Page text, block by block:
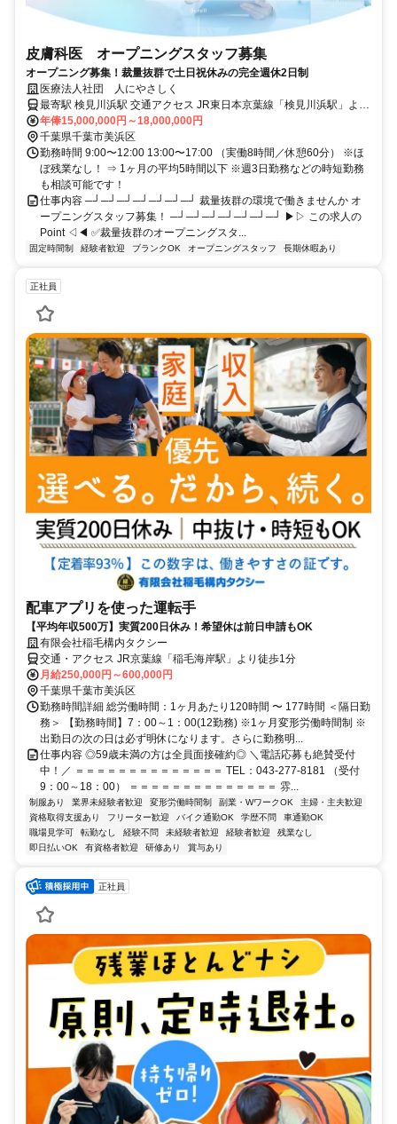
皮膚科医 オープニングスタッフ募集
オープニング募集！裁量抜群で土日祝休みの完全週休2日制
医療法人社団 人にやさしく
最寄駅 検見川浜駅 交通アクセス JR東日本京葉線「検見川浜駅」より
徒歩9分 ⇒1階にコンビニがあり利便性◎
年俸15,000,000円～18,000,000円
千葉県千葉市美浜区
勤務時間 9:00〜12:00 13:00〜17:00 （実働8時間／休憩60分） ※ほ
ぼ残業なし！ ⇒ 1ヶ月の平均5時間以下 ※週3日勤務などの時短勤務
も相談可能です！
仕事内容 ─┘─┘─┘─┘─┘─┘─┘ 裁量抜群の環境で働きませんか オ
ープニングスタッフ募集！ ─┘─┘─┘─┘─┘─┘─┘ ▶▷ この求人の
Point ◁◀ ✅裁量抜群のオープニングスタ...
固定時間制 経験者歓迎 ブランクOK オープニングスタッフ 長期休暇あり
正社員
配車アプリを使った運転手
【平均年収500万】実質200日休み！希望休は前日申請もOK
有限会社稲毛構内タクシー
交通・アクセス JR京葉線「稲毛海岸駅」より徒歩1分
月給250,000円～600,000円
千葉県千葉市美浜区
勤務時間詳細 総労働時間：1ヶ月あたり120時間 〜 177時間 ＜隔日勤
務＞ 【勤務時間】7：00～1：00(12勤務) ※1ヶ月変形労働時間制 ※
出勤日の次の日は必ず明休になります。さらに勤務明...
仕事内容 ◎59歳未満の方は全員面接確約◎ ＼電話応募も絶賛受付
中！／ ＝＝＝＝＝＝＝＝＝＝＝＝＝＝ TEL：043-277-8181 （受付
9：00～18：00） ＝＝＝＝＝＝＝＝＝＝＝＝＝＝ 雰...
制服あり 業界未経験者歓迎 変形労働時間制 副業・WワークOK
主婦・主夫歓迎
資格取得支援あり
フリーター歓迎 バイク通勤OK 学歴不問
車通勤OK
職場見学可
転勤なし 経験不問 未経験者歓迎 経験者歓迎
残業なし
即日払いOK
有資格者歓迎 研修あり 賞与あり
正社員